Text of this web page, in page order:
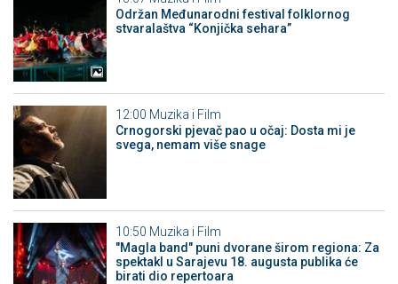
Održan Međunarodni festival folklornog
stvaralaštva “Konjička sehara”
12:00 Muzika i Film
Crnogorski pjevač pao u očaj: Dosta mi je
svega, nemam više snage
10:50 Muzika i Film
"Magla band" puni dvorane širom regiona: Za
spektakl u Sarajevu 18. augusta publika će
birati dio repertoara